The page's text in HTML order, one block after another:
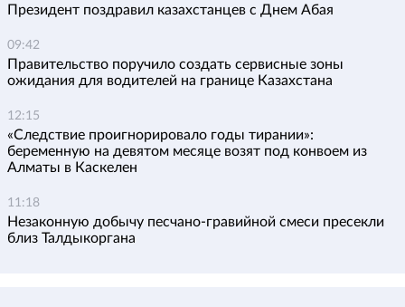
Президент поздравил казахстанцев с Днем Абая
09:42
Правительство поручило создать сервисные зоны
ожидания для водителей на границе Казахстана
12:15
«Следствие проигнорировало годы тирании»:
беременную на девятом месяце возят под конвоем из
Алматы в Каскелен
11:18
Незаконную добычу песчано-гравийной смеси пресекли
близ Талдыкоргана